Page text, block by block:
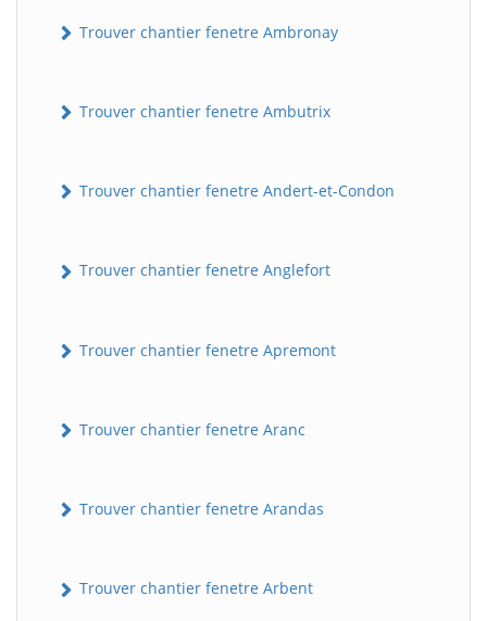
Trouver chantier fenetre Ambronay
Trouver chantier fenetre Ambutrix
Trouver chantier fenetre Andert-et-Condon
Trouver chantier fenetre Anglefort
Trouver chantier fenetre Apremont
Trouver chantier fenetre Aranc
Trouver chantier fenetre Arandas
Trouver chantier fenetre Arbent